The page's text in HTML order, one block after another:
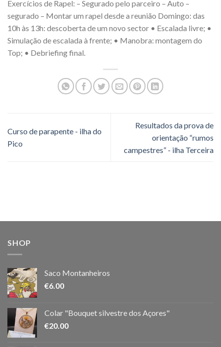
Exercícios de Rapel: – Segurado pelo parceiro – Auto –
segurado – Montar um rapel desde a reunião Domingo: das
10h às 13h: descoberta de um novo sector • Escalada livre; •
Simulação de escalada à frente; • Manobra: montagem do
Top; • Debriefing final.
Curso de parapente - ilha do
Pico
Resultados da prova de
orientação “rumos
campestres” - ilha Terceira
SHOP
Saco Montanheiros
€6.00
Colar "Bouquet silvestre dos Açores"
€20.00